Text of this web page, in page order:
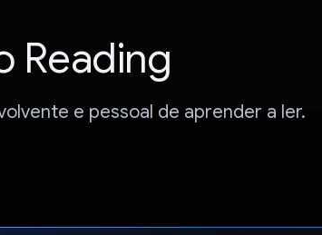
Reading
e pessoal de aprender a ler.